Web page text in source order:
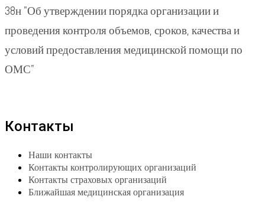
38н "Об утверждении порядка организации и
проведения контроля объемов, сроков, качества и
условий предоставления медицинской помощи по
ОМС"
Контакты
Наши контакты
Контакты контролирующих организаций
Контакты страховых организаций
Ближайшая медицинская организация